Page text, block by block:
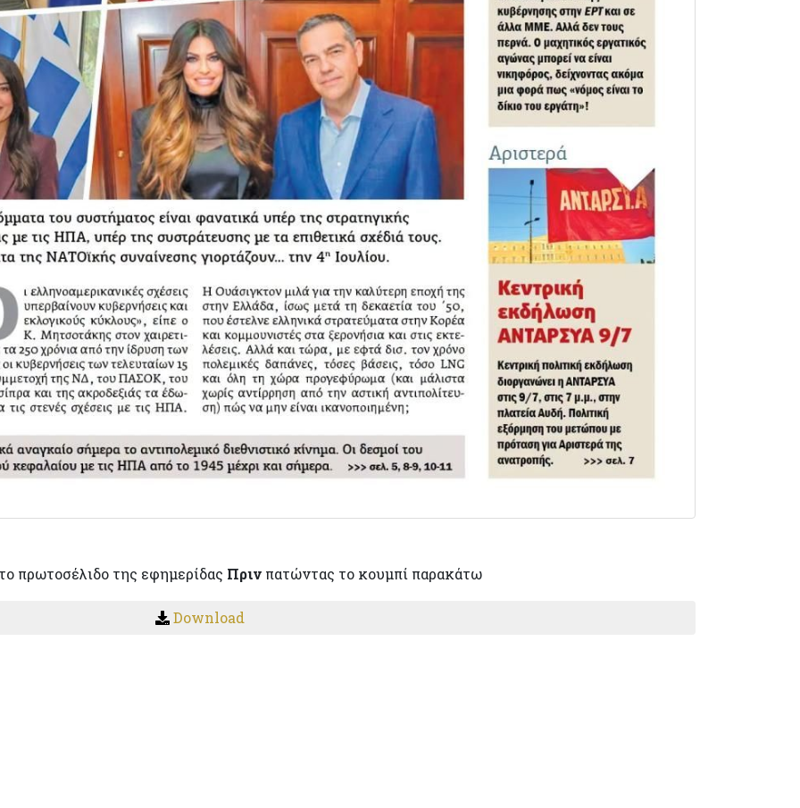
πρωτοσέλιδο της εφημερίδας Πριν πατώντας το κουμπί παρακάτω
Download